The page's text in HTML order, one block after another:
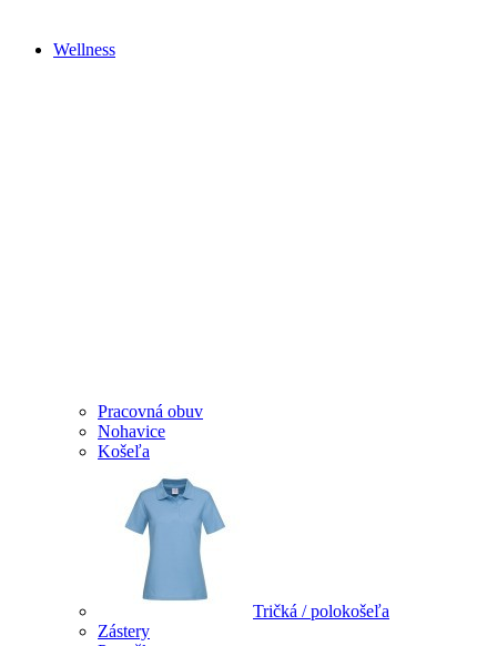
Wellness
Pracovná obuv
Nohavice
Košeľa
Tričká / polokošeľa
Zástery